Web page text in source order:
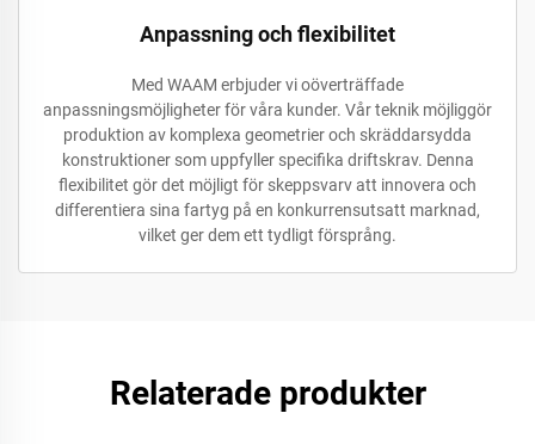
Anpassning och flexibilitet
Med WAAM erbjuder vi oöverträffade
anpassningsmöjligheter för våra kunder. Vår teknik möjliggör
produktion av komplexa geometrier och skräddarsydda
konstruktioner som uppfyller specifika driftskrav. Denna
flexibilitet gör det möjligt för skeppsvarv att innovera och
differentiera sina fartyg på en konkurrensutsatt marknad,
vilket ger dem ett tydligt försprång.
Relaterade produkter